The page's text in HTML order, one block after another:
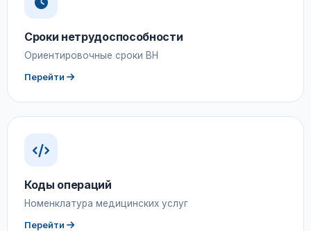
Сроки нетрудоспособности
Ориентировочные сроки ВН
Перейти
Коды операций
Номенклатура медицинских услуг
Перейти